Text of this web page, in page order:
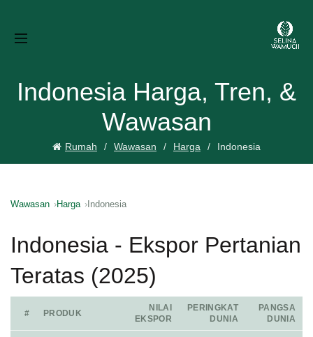
Indonesia Harga, Tren, &
Wawasan
Rumah Wawasan Harga Indonesia
Wawasan Harga Indonesia
Indonesia - Ekspor Pertanian
Teratas (2025)
# PRODUK
NILAI
EKSPOR
PERINGKAT
DUNIA
PANGSA
DUNIA